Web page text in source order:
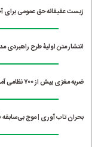
زیست عفیفانه حق عمومی برای
انتشار متن اولیۀ طرح راهبردی
ضربه مغزی بیش از ۷۰۰ نظامی آمریکایی در حملات ایران
بحران تاب آوری | موج بی‌سابقه